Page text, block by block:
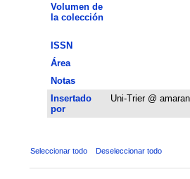
Volumen de
la colección
ISSN
Área
Notas
Insertado
por
Uni-Trier @
Seleccionar todo Deseleccionar todo